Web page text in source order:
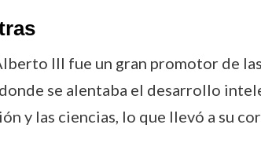
III fue un gran promotor de
se alentaba el desarrollo
y las ciencias, lo que llevó a su